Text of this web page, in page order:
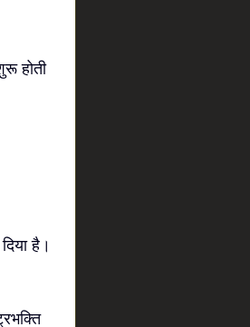
होती
है।